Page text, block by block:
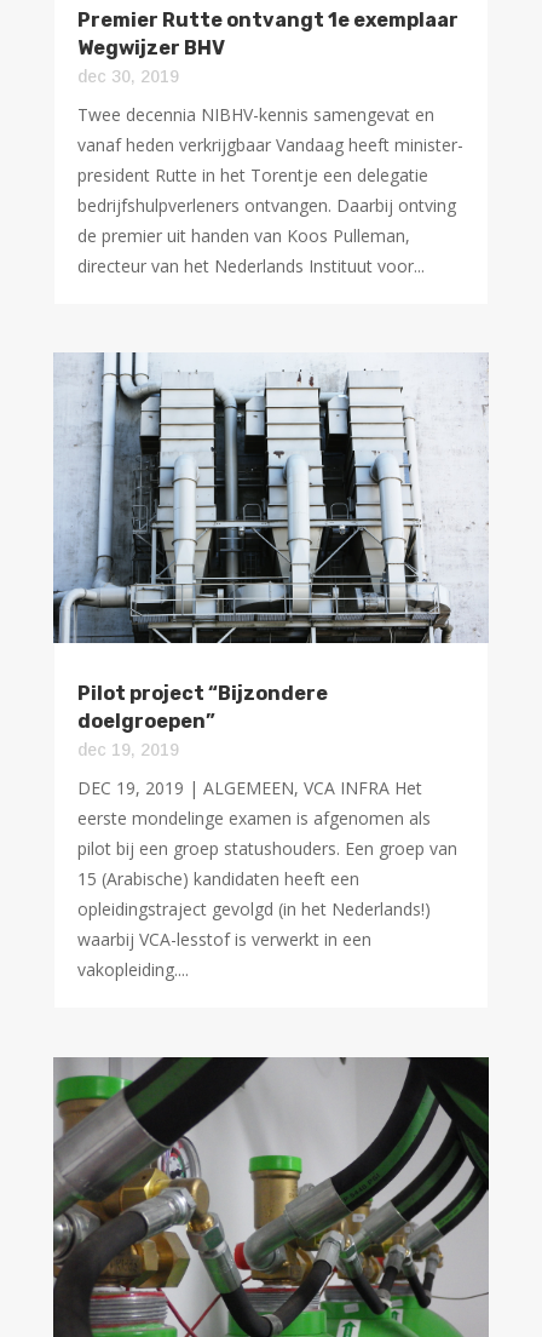
Premier Rutte ontvangt 1e exemplaar
Wegwijzer BHV
dec 30, 2019
Twee decennia NIBHV-kennis samengevat en
vanaf heden verkrijgbaar Vandaag heeft minister-
president Rutte in het Torentje een delegatie
bedrijfshulpverleners ontvangen. Daarbij ontving
de premier uit handen van Koos Pulleman,
directeur van het Nederlands Instituut voor...
Pilot project “Bijzondere
doelgroepen”
dec 19, 2019
DEC 19, 2019 | ALGEMEEN, VCA INFRA Het
eerste mondelinge examen is afgenomen als
pilot bij een groep statushouders. Een groep van
15 (Arabische) kandidaten heeft een
opleidingstraject gevolgd (in het Nederlands!)
waarbij VCA-lesstof is verwerkt in een
vakopleiding....